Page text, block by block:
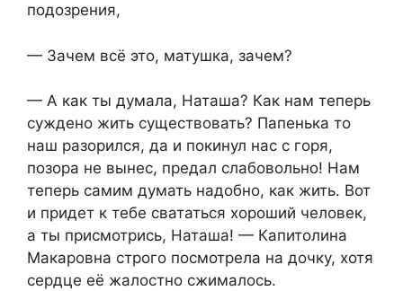
подозрения,
— Зачем всё это, матушка, зачем?
— А как ты думала, Наташа? Как нам теперь
суждено жить существовать? Папенька то
наш разорился, да и покинул нас с горя,
позора не вынес, предал слабовольно! Нам
теперь самим думать надобно, как жить. Вот
и придет к тебе свататься хороший человек,
а ты присмотрись, Наташа! — Капитолина
Макаровна строго посмотрела на дочку, хотя
сердце её жалостно сжималось.